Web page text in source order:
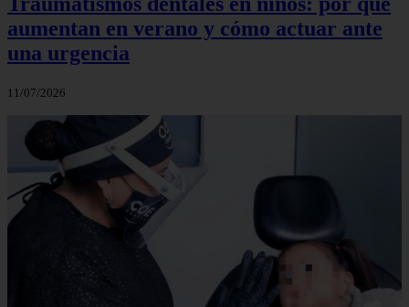
aumentan en verano y cómo actuar ante
una urgencia
11/07/2026